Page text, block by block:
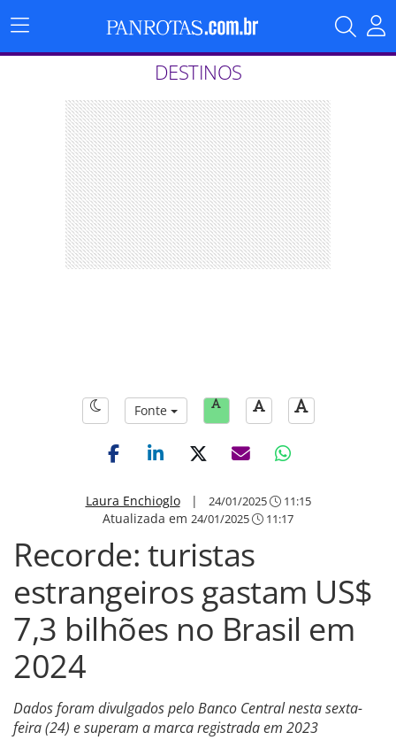
Menu
Principal
DESTINOS
Fonte
Laura Enchioglo| 24/01/2025 11:15
Atualizada em 24/01/2025 11:17
Recorde: turistas
estrangeiros gastam US$
7,3 bilhões no Brasil em
2024
Dados foram divulgados pelo Banco Central nesta sexta-
feira (24) e superam a marca registrada em 2023